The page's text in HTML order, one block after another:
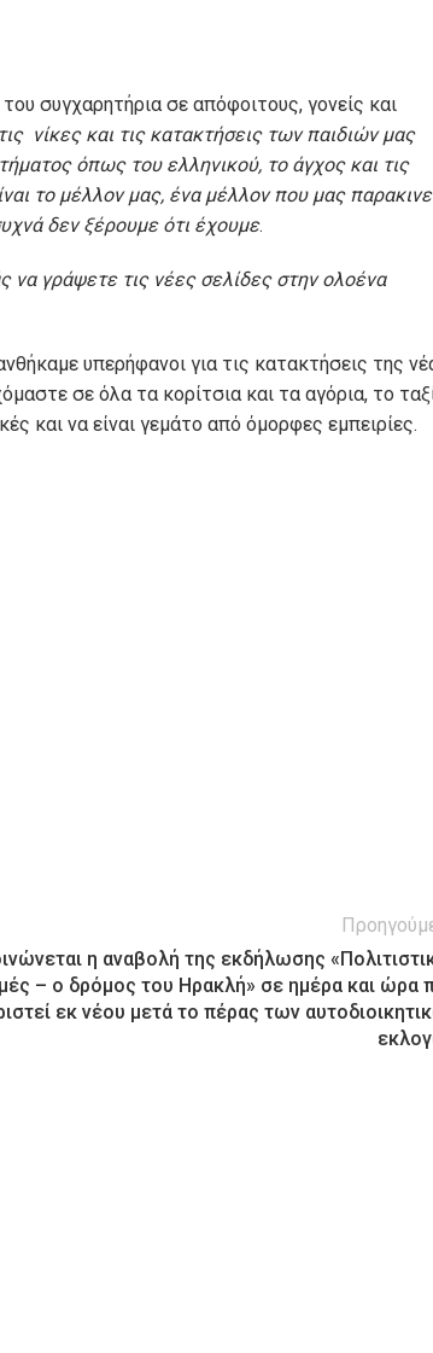
συγχαρητήρια σε απόφοιτους, γονείς και
νίκες και τις κατακτήσεις των παιδιών μας
όπως του ελληνικού, το άγχος και τις
το μέλλον μας, ένα μέλλον που μας
δεν ξέρουμε ότι έχουμε.
να γράψετε τις νέες σελίδες στην ολοένα
υπερήφανοι για τις κατακτήσεις της
σε όλα τα κορίτσια και τα αγόρια, το
και να είναι γεμάτο από όμορφες εμπειρίες.
η αναβολή της εκδήλωσης
– ο δρόμος του Ηρακλή» σε ημέρα και ώρα
εκ νέου μετά το πέρας των